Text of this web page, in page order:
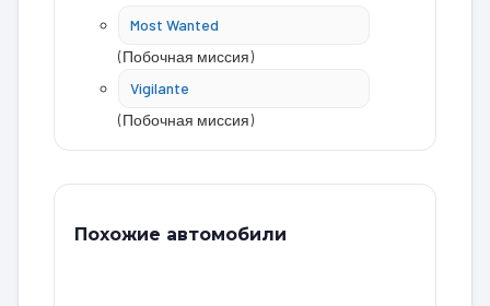
Most Wanted
(Побочная миссия)
Vigilante
(Побочная миссия)
Похожие автомобили